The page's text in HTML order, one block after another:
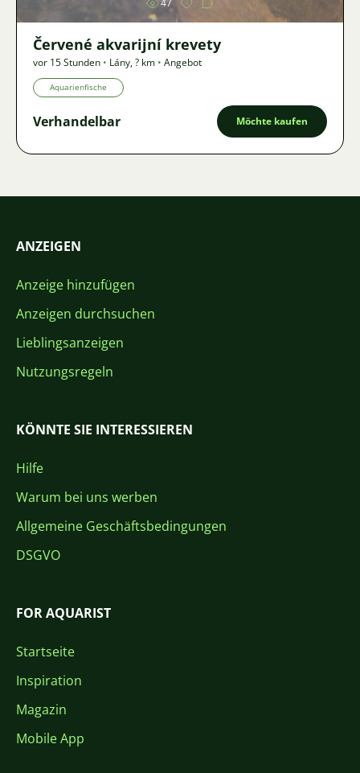
47
Červené akvarijní krevety
vor 15 Stunden • Lány,? km • Angebot
Aquarienfische
Verhandelbar Möchte kaufen
ANZEIGEN
Anzeige hinzufügen
Anzeigen durchsuchen
Lieblingsanzeigen
Nutzungsregeln
KÖNNTE SIE INTERESSIEREN
Hilfe
Warum bei uns werben
Allgemeine Geschäftsbedingungen
DSGVO
FOR AQUARIST
Startseite
Inspiration
Magazin
Mobile App